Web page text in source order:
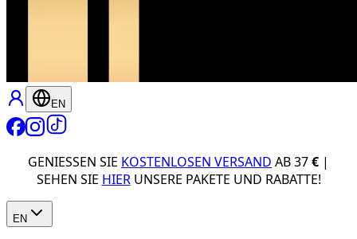
EN
GENIESSEN SIE KOSTENLOSEN VERSAND AB 37€ |
SEHEN SIE HIERUNSERE PAKETE UND RABATTE!
EN